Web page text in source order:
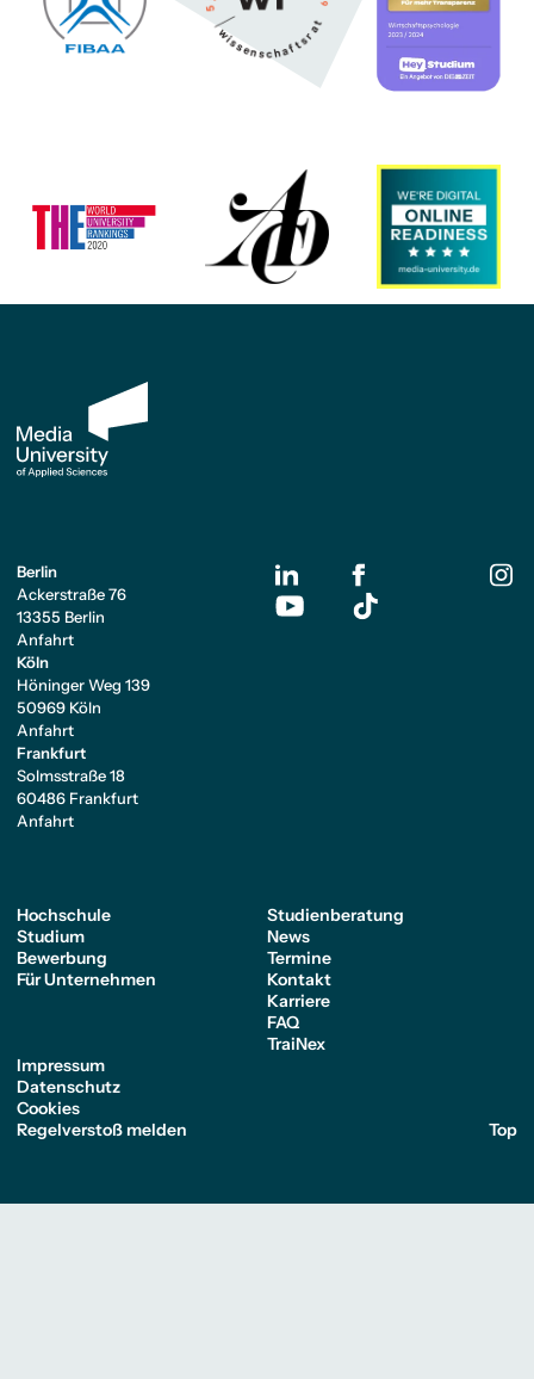
Berlin
Ackerstraße 76
13355 Berlin
Anfahrt
Köln
Höninger Weg 139
50969 Köln
Anfahrt
Frankfurt
Solmsstraße 18
60486 Frankfurt
Anfahrt
Hochschule
Studium
Bewerbung
Für Unternehmen
Studienberatung
News
Termine
Kontakt
Karriere
FAQ
TraiNex
Impressum
Datenschutz
Cookies
Regelverstoß melden
Top